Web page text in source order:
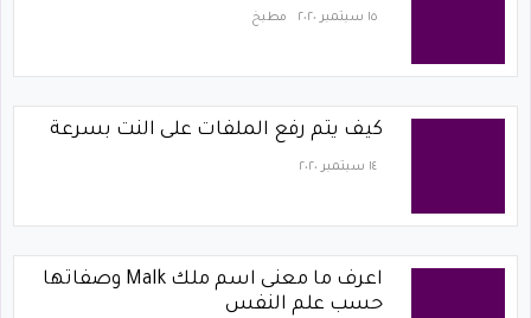
١٥ سبتمبر ٢٠٢٠ مطبخ
كيف يتم رفع الملفات على النت بسرعة
١٤ سبتمبر ٢٠٢٠
اعرف ما معنى اسم ملك Malk وصفاتها
حسب علم النفس